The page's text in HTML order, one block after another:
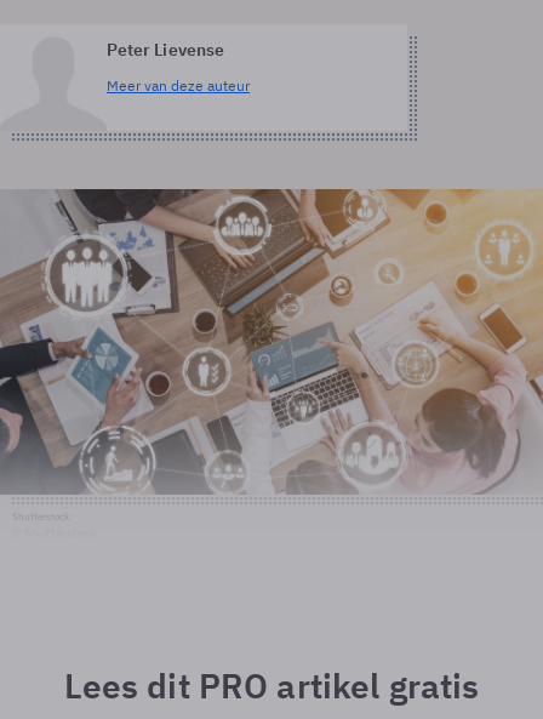
Peter Lievense
Meer van deze auteur
Lees dit PRO artikel gratis